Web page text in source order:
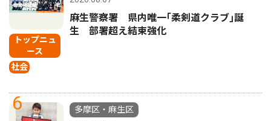
トップニュ
ース
社会
麻生警察署 県内唯一｢柔剣道クラブ｣誕
生 部署超え結束強化
6
多摩区・麻生区